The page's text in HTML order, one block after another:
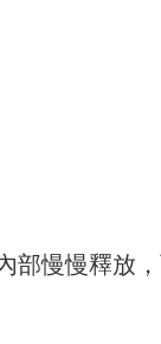
慢慢釋放，